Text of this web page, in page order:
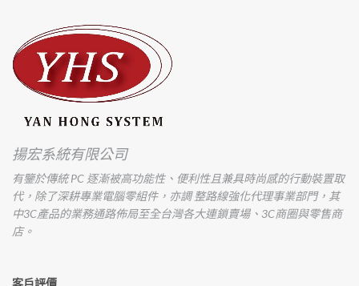
揚宏系統有限公司
有鑒於傳統 PC 逐漸被高功能性、便利性且兼具時尚感的行動裝置取
代，除了深耕專業電腦零組件，亦調 整路線強化代理事業部門，其
中3C產品的業務通路佈局至全台灣各大連鎖賣場、3C商圈與零售商
店。
客戶評價